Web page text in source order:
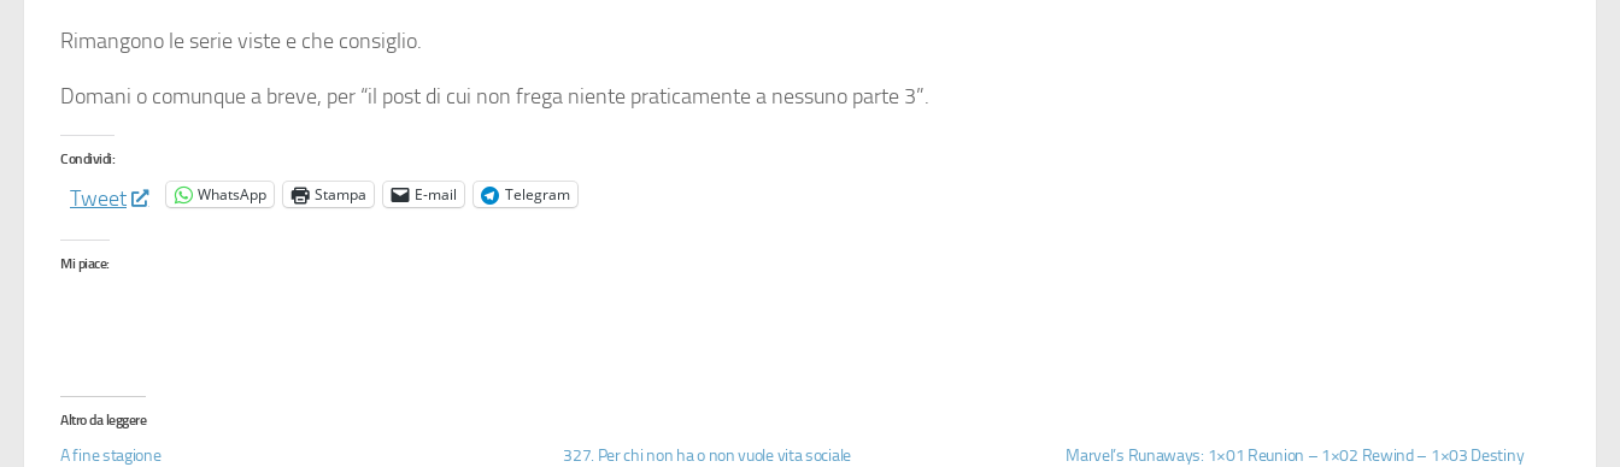
Rimangono le serie viste e che consiglio.
Domani o comunque a breve, per “il post di cui non frega niente praticamente a nessuno parte 3”.
Condividi:
Tweet WhatsApp Stampa E-mail Telegram
Mi piace:
Altro da leggere
A fine stagione
327. Per chi non ha o non vuole vita sociale
Marvel’s Runaways: 1×01 Reunion – 1×02 Rewind – 1×03 Destiny